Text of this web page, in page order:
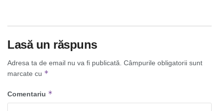
Lasă un răspuns
Adresa ta de email nu va fi publicată. Câmpurile obligatorii sunt
marcate cu *
Comentariu *